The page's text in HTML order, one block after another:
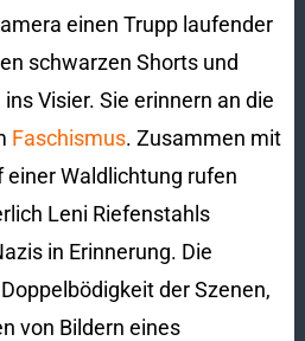
einen Trupp laufender
schwarzen Shorts und
Visier. Sie erinnern an die
Faschismus. Zusammen mit
Waldlichtung rufen
Leni Riefenstahls
in Erinnerung. Die
der Szenen,
von Bildern eines